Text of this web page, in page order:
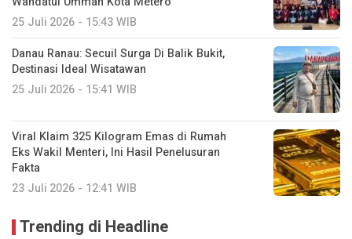
25 Juli 2026 - 15:43 WIB
Danau Ranau: Secuil Surga Di Balik Bukit,
Destinasi Ideal Wisatawan
25 Juli 2026 - 15:41 WIB
Viral Klaim 325 Kilogram Emas di Rumah
Eks Wakil Menteri, Ini Hasil Penelusuran
Fakta
23 Juli 2026 - 12:41 WIB
Trending di Headline